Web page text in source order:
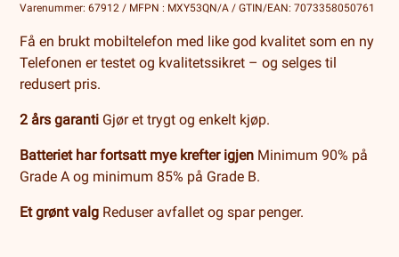
Varenummer: 67912 / MFPN : MXY53QN/A / GTIN/EAN: 7073358050761
Få en brukt mobiltelefon med like god kvalitet som en ny
Telefonen er testet og kvalitetssikret – og selges til
redusert pris.
2 års garanti Gjør et trygt og enkelt kjøp.
Batteriet har fortsatt mye krefter igjen Minimum 90% på
Grade A og minimum 85% på Grade B.
Et grønt valg Reduser avfallet og spar penger.